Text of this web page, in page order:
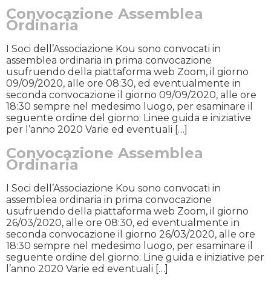
Convocazione Assemblea
Ordinaria
I Soci dell’Associazione Kou sono convocati in
assemblea ordinaria in prima convocazione
usufruendo della piattaforma web Zoom, il giorno
09/09/2020, alle ore 08:30, ed eventualmente in
seconda convocazione il giorno 09/09/2020, alle ore
18:30 sempre nel medesimo luogo, per esaminare il
seguente ordine del giorno: Linee guida e iniziative
per l’anno 2020 Varie ed eventuali […]
Convocazione Assemblea
Ordinaria
I Soci dell’Associazione Kou sono convocati in
assemblea ordinaria in prima convocazione
usufruendo della piattaforma web Zoom, il giorno
26/03/2020, alle ore 08:30, ed eventualmente in
seconda convocazione il giorno 26/03/2020, alle ore
18:30 sempre nel medesimo luogo, per esaminare il
seguente ordine del giorno: Line guida e iniziative per
l’anno 2020 Varie ed eventuali […]